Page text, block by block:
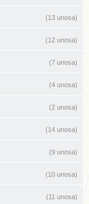
(13 unosa)
(12 unosa)
(7 unosa)
(4 unosa)
(2 unosa)
(14 unosa)
(9 unosa)
(10 unosa)
(11 unosa)